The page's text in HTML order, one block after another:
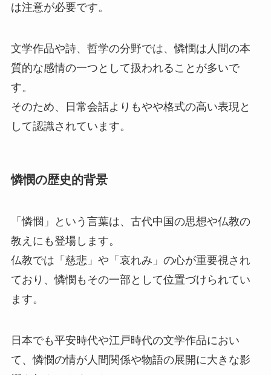
は注意が必要です。
文学作品や詩、哲学の分野では、憐憫は人間の本
質的な感情の一つとして扱われることが多いで
す。
そのため、日常会話よりもやや格式の高い表現と
して認識されています。
憐憫の歴史的背景
「憐憫」という言葉は、古代中国の思想や仏教の
教えにも登場します。
仏教では「慈悲」や「哀れみ」の心が重要視され
ており、憐憫もその一部として位置づけられてい
ます。
日本でも平安時代や江戸時代の文学作品におい
て、憐憫の情が人間関係や物語の展開に大きな影